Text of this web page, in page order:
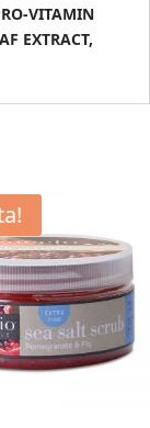
VITAMIN
EXTRACT,